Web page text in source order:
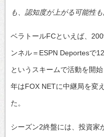
も、認知度が上がる可能性
ベラトールFCといえば、
ンネル＝ESPN Deportesで
というスキームで活動を開
年はFOX NETに中継局を変
た。
シーズン2終盤には、投資家